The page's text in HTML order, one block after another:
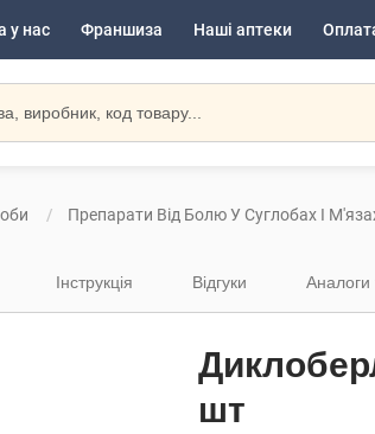
у нас Франшиза Наші аптеки
Препарати Від Болю У Суглобах І
Інструкція Відгуки Аналоги
шт